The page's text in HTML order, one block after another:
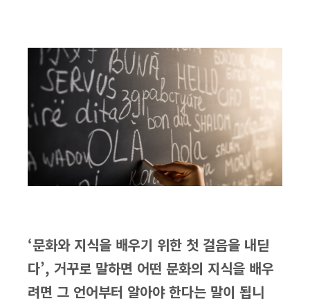
‘문화와 지식을 배우기 위한 첫 걸음을 내딛
다’, 거꾸로 말하면 어떤 문화의 지식을 배우
려면 그 언어부터 알아야 한다는 말이 됩니